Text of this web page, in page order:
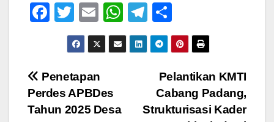
F
e
b
o
T
wi
tt
er
E
m
ail
W
h
at
T
el
e
gr
a
m
h
ar
e
Navigasi
pos
Pelantikan KMTI
Cabang Padang,
Strukturisasi Kader
Penetapan
Perdes APBDes
Tahun 2025 Desa